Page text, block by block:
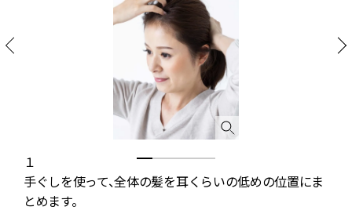
１
手ぐしを使って、全体の髪を耳くらいの低めの位置にま
とめます。